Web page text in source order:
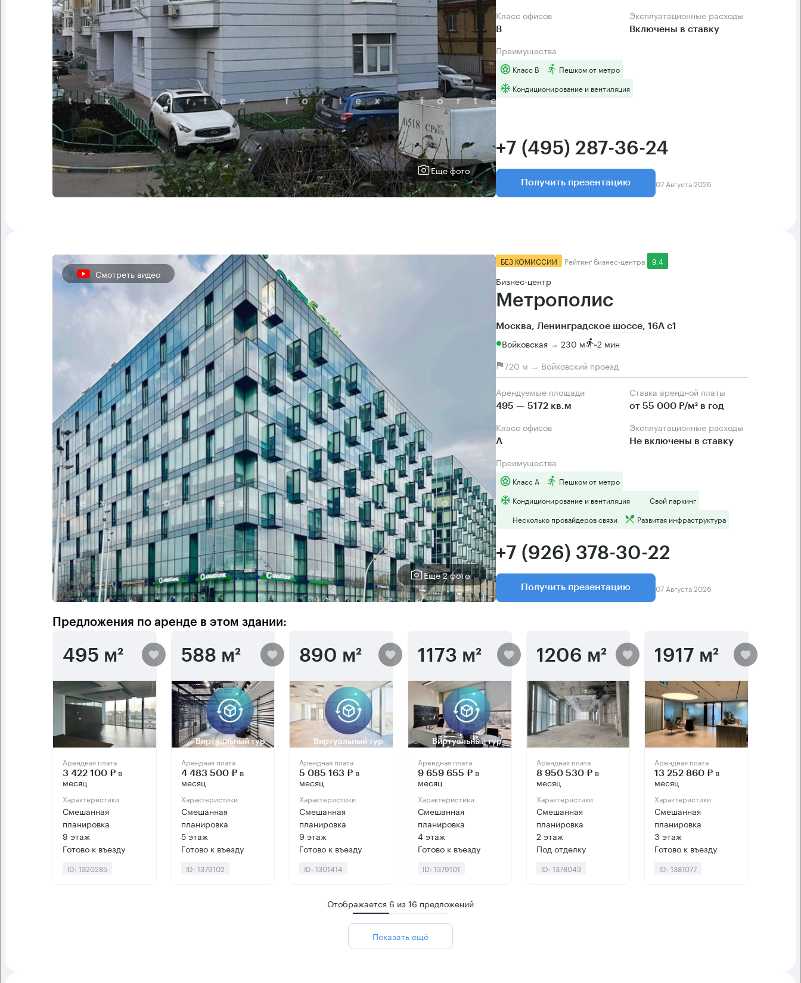
Еще фото
Класс офисов
B
Эксплуатационные расходы
Включены в ставку
Преимущества
Класс B
Пешком от метро
Кондиционирование и вентиляция
+7 (495) 287-36-24
Получить презентацию 07 Августа 2026
Смотреть видео
Еще 2 фото
БЕЗ КОМИССИИ Рейтинг бизнес-центра 9.4
Бизнес-центр
Метрополис
Москва, Ленинградское шоссе, 16А с1
Войковская → 230 м ~2 мин
720 м → Войковский проезд
Арендуемые площади
495 — 5172 кв.м
Ставка арендной платы
от 55 000 Р/м² в год
Класс офисов
А
Эксплуатационные расходы
Не включены в ставку
Преимущества
Класс А
Пешком от метро
Кондиционирование и вентиляция
Свой паркинг
Несколько провайдеров связи
Развитая инфраструктура
+7 (926) 378-30-22
Получить презентацию 07 Августа 2026
Предложения по аренде в этом здании:
495 м²
Арендная плата
3 422 100 ₽ в
месяц
Характеристики
Смешанная
планировка
9 этаж
Готово к въезду
ID: 1320285
588 м²
Виртуальный тур
Арендная плата
4 483 500 ₽в
месяц
Характеристики
Смешанная
планировка
5 этаж
Готово к въезду
ID: 1379102
890 м²
Виртуальный тур
Арендная плата
5 085 163 ₽ в
месяц
Характеристики
Смешанная
планировка
9 этаж
Готово к въезду
ID: 1301414
1173 м²
Виртуальный тур
Арендная плата
9 659 655 ₽в
месяц
Характеристики
Смешанная
планировка
4 этаж
Готово к въезду
ID: 1379101
1206 м²
Арендная плата
8 950 530 ₽в
месяц
Характеристики
Смешанная
планировка
2 этаж
Под отделку
ID: 1378043
1917 м²
Арендная плата
13 252 860 ₽ в
месяц
Характеристики
Смешанная
планировка
3 этаж
Готово к въезду
ID: 1381077
Отображается 6 из16 предложений
Показать ещё